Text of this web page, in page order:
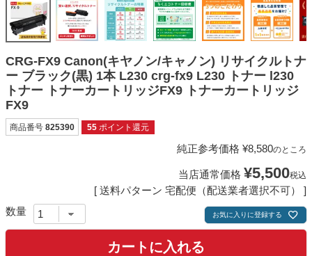
ご利用ガイド
よくある質問
お問い合わせ
会員専用商品
説明書ダウンロード
CRG-FX9 Canon(キヤノン/キャノン) リサイクルトナ
ー ブラック(黒) 1本 L230 crg-fx9 L230 トナー l230
トナー トナーカートリッジFX9 トナーカートリッジ
FX9
商品番号 825390 55 ポイント還元
純正参考価格 ¥8,580のところ
当店通常価格 ¥5,500税込
送料パターン 宅配便（配送業者選択不可）
お気に入りに登録する
カートに入れる